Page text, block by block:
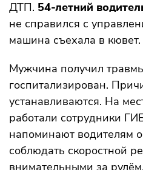
ДТП. 54-летний
не справился с
машина съехала в кювет.
Мужчина получил
госпитализирован.
устанавливаются. На
работали сотрудники
напоминают водителям
соблюдать скоростной
внимательными за рулём.